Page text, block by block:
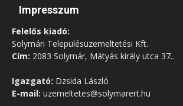
Impresszum
Felelős kiadó:
Solymári Településüzemeltetési Kft.
Cím: 2083 Solymár, Mátyás király utca 37..
Igazgató: Dzsida László
E-mail: uzemeltetes@solymarert.hu